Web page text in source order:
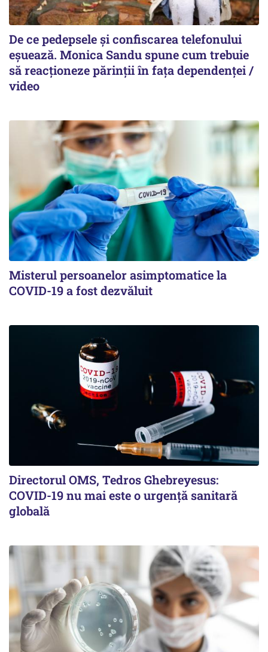
De ce pedepsele și confiscarea telefonului
eșuează. Monica Sandu spune cum trebuie
să reacționeze părinții în fața dependenței /
video
Misterul persoanelor asimptomatice la
COVID-19 a fost dezvăluit
Directorul OMS, Tedros Ghebreyesus:
COVID-19 nu mai este o urgenţă sanitară
globală